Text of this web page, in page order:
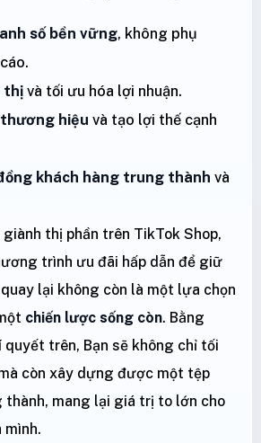
số bền vững, không phụ
thị và tối ưu hóa lợi nhuận.
hiệu và tạo lợi thế cạnh
khách hàng trung thành và
thị phần trên TikTok Shop,
trình ưu đãi hấp dẫn để giữ
lại không còn là một lựa chọn
chiến lược sống còn. Bằng
quyết trên, Bạn sẽ không chỉ tối
còn xây dựng được một tệp
thành, mang lại giá trị to lớn cho
mình.